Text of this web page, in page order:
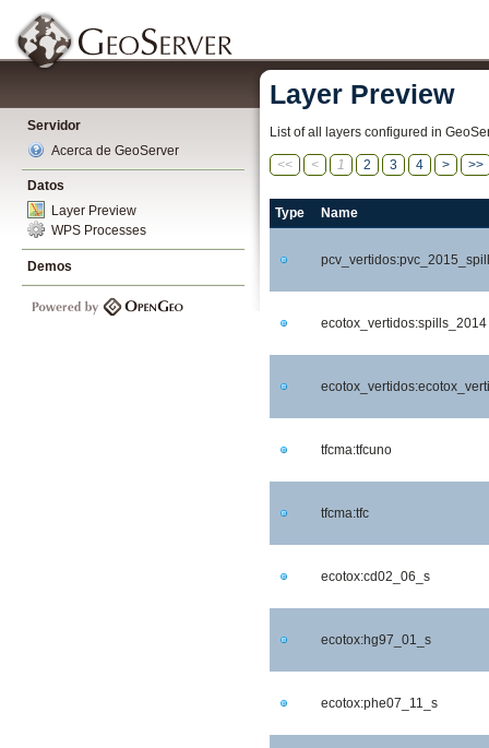
Servidor
Acerca de GeoServer
Datos
Layer Preview
WPS Processes
Demos
Layer Preview
List of all layers configured in
<< < 1 2 3 4 > >>
Type Name
ecotox_vertidos:spills_2014
tfcma:tfcuno
tfcma:tfc
ecotox:cd02_06_s
ecotox:hg97_01_s
ecotox:phe07_11_s